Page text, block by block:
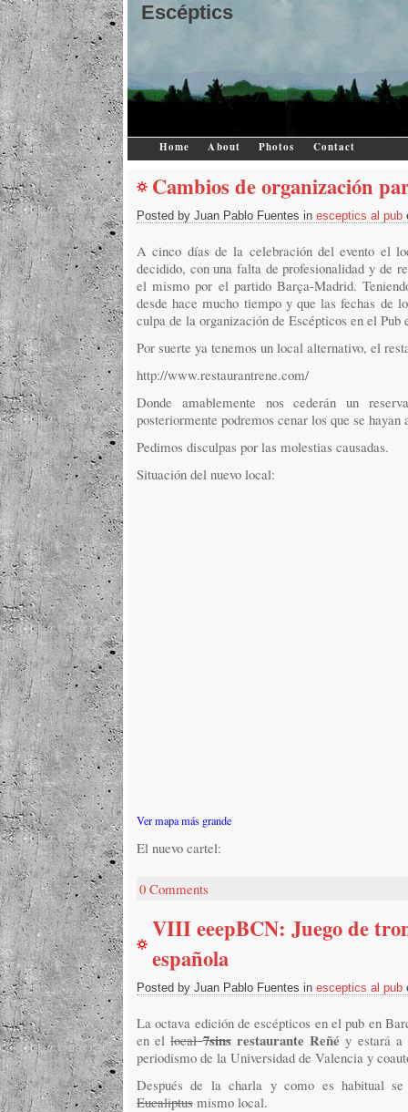
Escéptics
Home About Photos Contact
Cambios de organización
Posted by Juan Pablo Fuentes in esceptics al pub
A cinco días de la celebración del evento el
decidido, con una falta de profesionalidad y de
el mismo por el partido Barça-Madrid.
desde hace mucho tiempo y que las fechas de
culpa de la organización de Escépticos en el Pub
Por suerte ya tenemos un local alternativo, el
http://www.restaurantrene.com/
Donde amablemente nos cederán un
posteriormente podremos cenar los que se hayan
Pedimos disculpas por las molestias causadas.
Situación del nuevo local:
Ver mapa más grande
El nuevo cartel:
0 Comments
VIII eeepBCN: Juego de
española
Posted by Juan Pablo Fuentes in esceptics al pub
La octava edición de escépticos en el pub en
en ellocal7sins restaurante Reñé y estará
periodismo de la Universidad de Valencia y
Después de la charla y como es habitual
Eucaliptus mismo local.